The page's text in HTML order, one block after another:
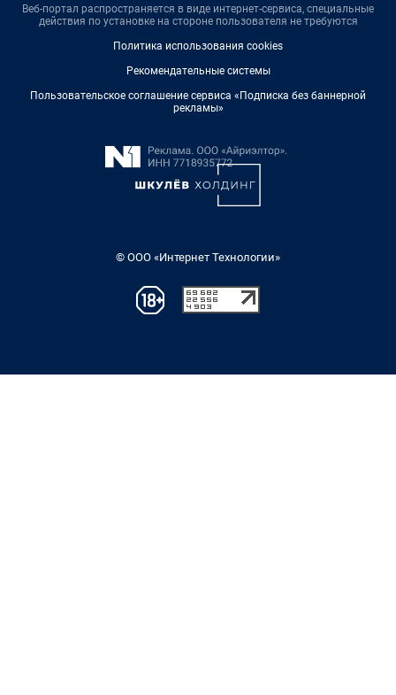
Веб-портал распространяется в виде интернет-сервиса, специальные
действия по установке на стороне пользователя не требуются
Политика использования cookies
Рекомендательные системы
Пользовательское соглашение сервиса «Подписка без баннерной
рекламы»
© ООО «Интернет Технологии»